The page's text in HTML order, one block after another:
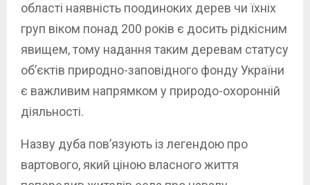
області наявність поодиноких дерев чи їхніх
груп віком понад 200 років є досить рідкісним
явищем, тому надання таким деревам статусу
об’єктів природно-заповідного фонду України
є важливим напрямком у природо-охоронній
діяльності.
Назву дуба пов’язують із легендою про
вартового, який ціною власного життя